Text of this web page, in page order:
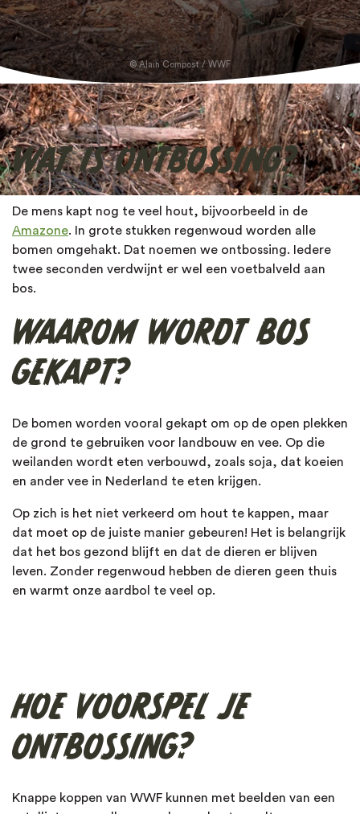
Alain Compost / WWF
WAT IS ONTBOSSING?
De mens kapt nog te veel hout, bijvoorbeeld in de
Amazone. In grote stukken regenwoud worden alle
bomen omgehakt. Dat noemen we ontbossing. Iedere
twee seconden verdwijnt er wel een voetbalveld aan
bos.
WAAROM WORDT BOS
GEKAPT?
De bomen worden vooral gekapt om op de open plekken
de grond te gebruiken voor landbouw en vee. Op die
weilanden wordt eten verbouwd, zoals soja, dat koeien
en ander vee in Nederland te eten krijgen.
Op zich is het niet verkeerd om hout te kappen, maar
dat moet op de juiste manier gebeuren! Het is belangrijk
dat het bos gezond blijft en dat de dieren er blijven
leven. Zonder regenwoud hebben de dieren geen thuis
en warmt onze aardbol te veel op.
HOE VOORSPEL JE
ONTBOSSING?
Knappe koppen van WWF kunnen met beelden van een
Jaguar
Koala
Leeuw
Luiaard
Neushoorn
Orang-oetan
Olifant
Otter
Panda
Rode panda
Schubdier
Sneeuwluipaard
Tijger
Walvis
Ga op expeditie